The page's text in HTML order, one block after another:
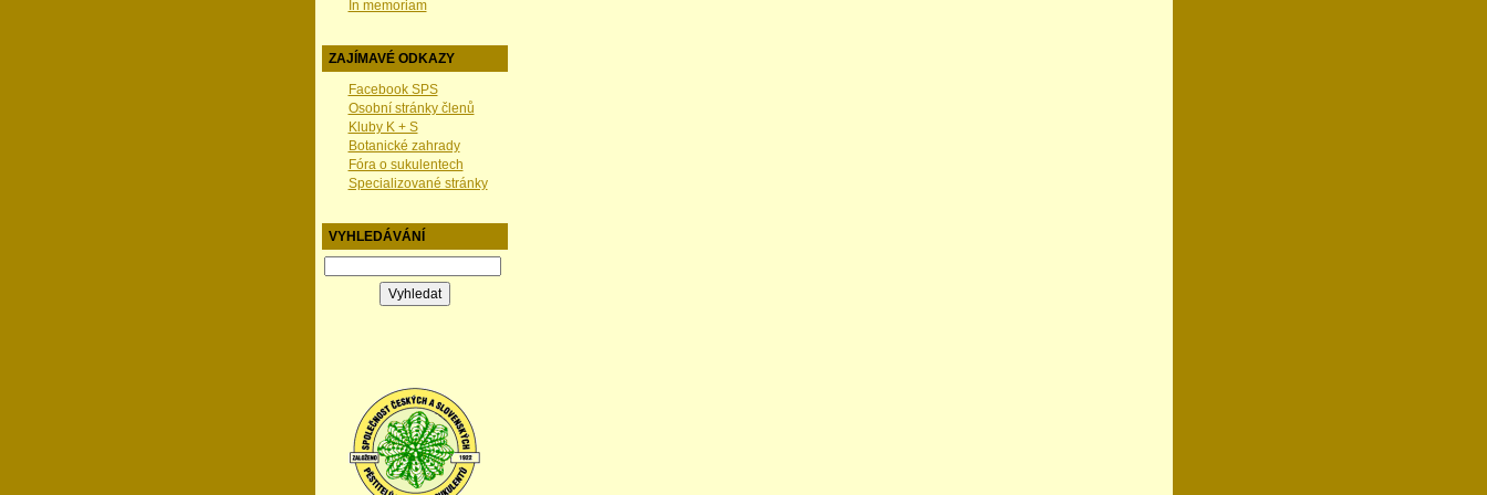
In memoriam
ZAJÍMAVÉ ODKAZY
Facebook SPS
Osobní stránky členů
Kluby K + S
Botanické zahrady
Fóra o sukulentech
Specializované stránky
VYHLEDÁVÁNÍ